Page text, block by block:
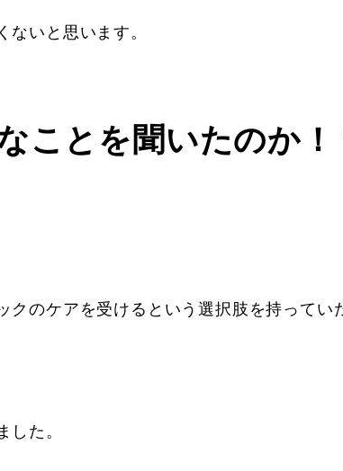
ないと思います。
ことを聞いたのか！
クのケアを受けるという選択肢を持ってい
した。